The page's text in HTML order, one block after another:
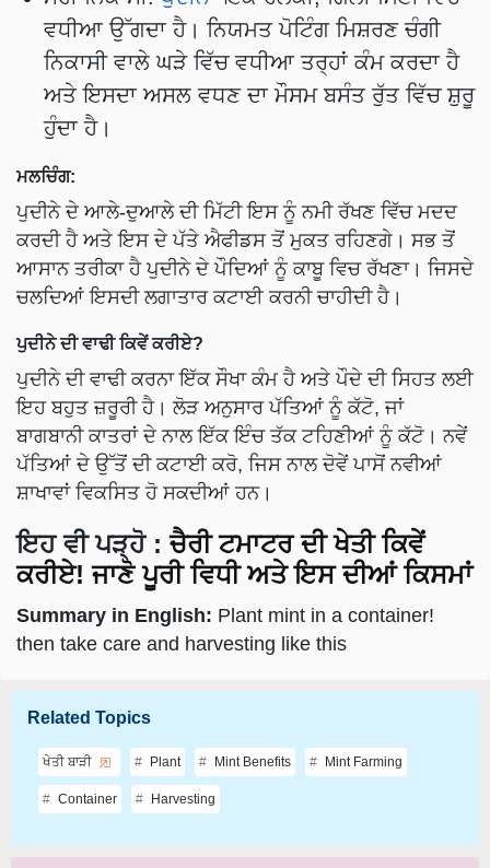
ਵਧੀਆ ਉੱਗਦਾ ਹੈ। ਨਿਯਮਤ ਪੋਟਿੰਗ ਮਿਸ਼ਰਣ ਚੰਗੀ
ਨਿਕਾਸੀ ਵਾਲੇ ਘੜੇ ਵਿੱਚ ਵਧੀਆ ਤਰ੍ਹਾਂ ਕੰਮ ਕਰਦਾ ਹੈ
ਅਤੇ ਇਸਦਾ ਅਸਲ ਵਧਣ ਦਾ ਮੌਸਮ ਬਸੰਤ ਰੁੱਤ ਵਿੱਚ ਸ਼ੁਰੂ
ਹੁੰਦਾ ਹੈ।
ਮਲਚਿੰਗ:
ਪੁਦੀਨੇ ਦੇ ਆਲੇ-ਦੁਆਲੇ ਦੀ ਮਿੱਟੀ ਇਸ ਨੂੰ ਨਮੀ ਰੱਖਣ ਵਿੱਚ ਮਦਦ
ਕਰਦੀ ਹੈ ਅਤੇ ਇਸ ਦੇ ਪੱਤੇ ਐਫੀਡਸ ਤੋਂ ਮੁਕਤ ਰਹਿਣਗੇ। ਸਭ ਤੋਂ
ਆਸਾਨ ਤਰੀਕਾ ਹੈ ਪੁਦੀਨੇ ਦੇ ਪੌਦਿਆਂ ਨੂੰ ਕਾਬੂ ਵਿਚ ਰੱਖਣਾ। ਜਿਸਦੇ
ਚਲਦਿਆਂ ਇਸਦੀ ਲਗਾਤਾਰ ਕਟਾਈ ਕਰਨੀ ਚਾਹੀਦੀ ਹੈ।
ਪੁਦੀਨੇ ਦੀ ਵਾਢੀ ਕਿਵੇਂ ਕਰੀਏ?
ਪੁਦੀਨੇ ਦੀ ਵਾਢੀ ਕਰਨਾ ਇੱਕ ਸੌਖਾ ਕੰਮ ਹੈ ਅਤੇ ਪੌਦੇ ਦੀ ਸਿਹਤ ਲਈ
ਇਹ ਬਹੁਤ ਜ਼ਰੂਰੀ ਹੈ। ਲੋੜ ਅਨੁਸਾਰ ਪੱਤਿਆਂ ਨੂੰ ਕੱਟੋ, ਜਾਂ
ਬਾਗਬਾਨੀ ਕਾਤਰਾਂ ਦੇ ਨਾਲ ਇੱਕ ਇੰਚ ਤੱਕ ਟਹਿਣੀਆਂ ਨੂੰ ਕੱਟੋ। ਨਵੇਂ
ਪੱਤਿਆਂ ਦੇ ਉੱਤੋਂ ਦੀ ਕਟਾਈ ਕਰੋ, ਜਿਸ ਨਾਲ ਦੋਵੇਂ ਪਾਸੋਂ ਨਵੀਆਂ
ਸ਼ਾਖਾਵਾਂ ਵਿਕਸਿਤ ਹੋ ਸਕਦੀਆਂ ਹਨ।
ਇਹ ਵੀ ਪੜ੍ਹੋ :ਚੈਰੀ ਟਮਾਟਰ ਦੀ ਖੇਤੀ ਕਿਵੇਂ
ਕਰੀਏ! ਜਾਣੋ ਪੂਰੀ ਵਿਧੀ ਅਤੇ ਇਸ ਦੀਆਂ ਕਿਸਮਾਂ
Summary in English: Plant mint in a container!
then take care and harvesting like this
Related Topics
ਖੇਤੀ ਬਾੜੀ Plant Mint Benefits Mint Farming
Container Harvesting